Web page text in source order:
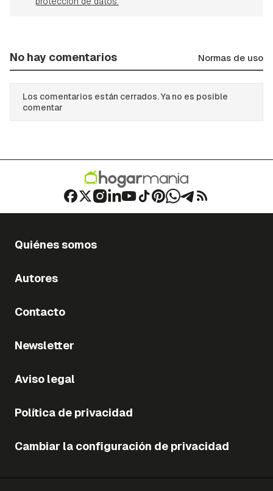
No hay comentarios Normas de uso
Los comentarios están cerrados. Ya no es posible
comentar
Quiénes somos
Autores
Contacto
Newsletter
Aviso legal
Política de privacidad
Cambiar la configuración de privacidad